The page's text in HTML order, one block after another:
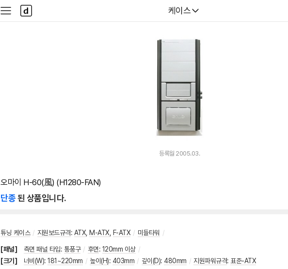
다나와
케이스
사
이
다
나
와
등록월 2005.03.
오마이 H-60(風) (H1280-FAN)
단종된 상품입니다.
튜닝 케이스 / 지원보드규격: ATX M-ATX F-ATX / 미들타워 /
[패널] 측면 패널 타입: 통풍구 / 후면: 120mm 이상 /
[크기]
너비(W): 181~220mm / 높이(H): 403mm / 깊이(D): 480mm / 지원파워규격: 표준-ATX